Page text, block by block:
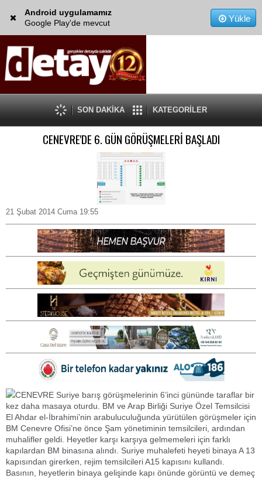
Android uygulamamız
Google Play'de mevcut
Yükle
SON DAKİKA KATEGORİLER
CENEVRE'DE 6. GÜN GÖRÜŞMELERİ BAŞLADI
21 Şubat 2014 Cuma 19:55
CENEVRE Suriye barış görüşmelerinin 6’inci gününde taraflar bir
kez daha masaya oturdu. BM ve Arap Birliği Suriye Özel Temsilcisi
El Ahdar el-İbrahimi’nin arabuluculuğunda yürütülen görüşmeler için
BM Cenevre Ofisi’ne önce Şam yönetiminin temsilcileri, ardından
muhalifler geldi. Heyetler karşı karşıya gelmemeleri için farklı
kapılardan BM binasına alındı. Suriye muhalefeti heyeti binaya A 13
kapısından girerken, rejim temsilcileri A15 kapısını kullandı.
Basının, heyetlerin binaya gelişinde kapı önünde görüntü ve demeç